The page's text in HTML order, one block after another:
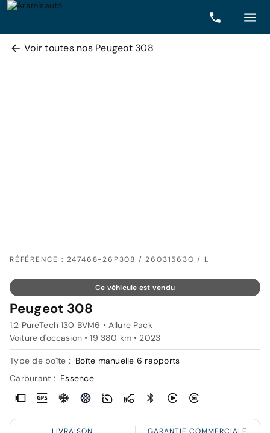
Voir toutes nos Peugeot 308
RÉFÉRENCE : 247468-26P308 / 26031563O / L
Ce véhicule est vendu
Peugeot 308
1.2 PureTech 130 BVM6 • Allure Pack
Voiture d'occasion • 19 380 km • 2023
Type de boîte : Boîte manuelle 6 rapports
Carburant : Essence
LIVRAISON GARANTIE COMMERCIALE